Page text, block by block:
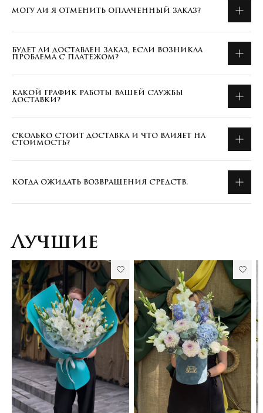
МОГУ ЛИ Я ОТМЕНИТЬ ОПЛАЧЕННЫЙ ЗАКАЗ?
БУДЕТ ЛИ ДОСТАВЛЕН ЗАКАЗ, ЕСЛИ ВОЗНИКЛА
ПРОБЛЕМА С ПЛАТЕЖОМ?
КАКОЙ ГРАФИК РАБОТЫ ВАШЕЙ СЛУЖБЫ
ДОСТАВКИ?
СКОЛЬКО СТОИТ ДОСТАВКА И ЧТО ВЛИЯЕТ НА
СТОИМОСТЬ?
КОГДА ОЖИДАТЬ ВОЗВРАЩЕНИЯ СРЕДСТВ.
Лучшие